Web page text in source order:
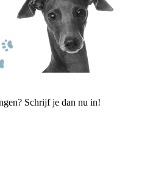
Schrijf je dan nu in!